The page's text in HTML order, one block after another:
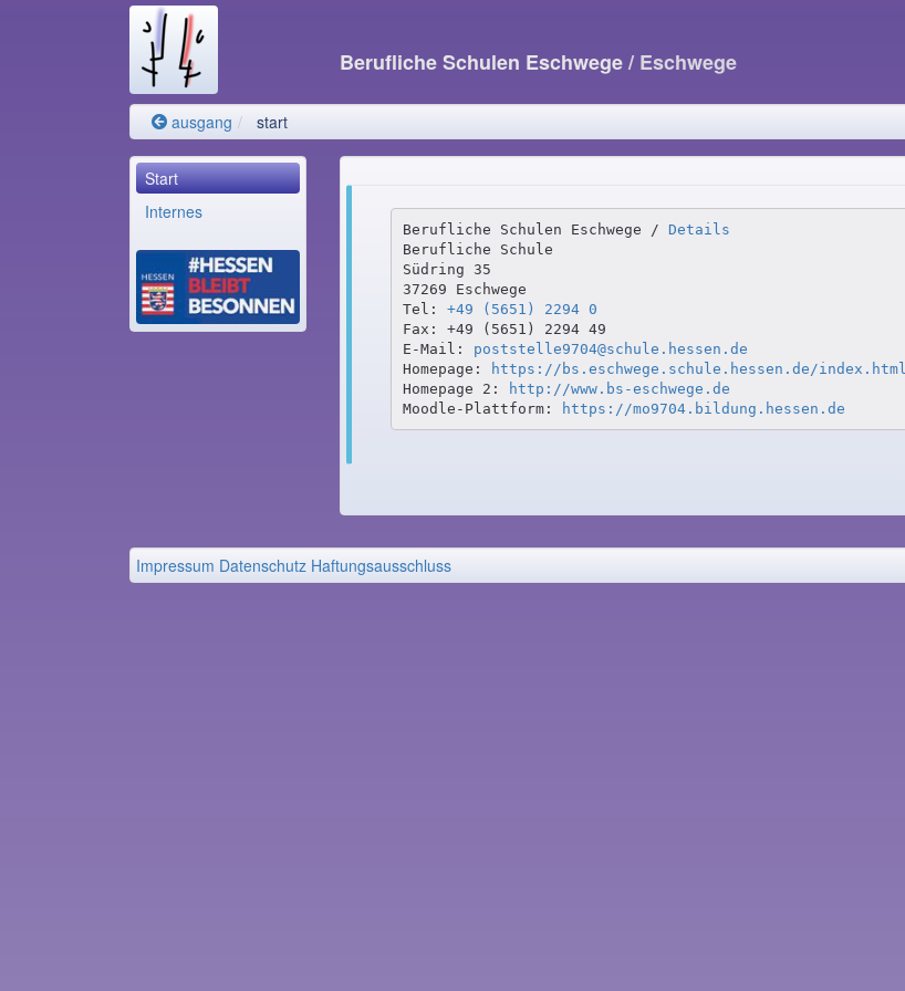
Berufliche Schulen Eschwege/ Eschwege
ausgang start
Start
Internes
Berufliche Schulen Eschwege / Details
Berufliche Schule
Südring 35
37269 Eschwege
Tel: +49 (5651) 2294 0
Fax: +49 (5651) 2294 49
E-Mail: poststelle9704@schule.hessen.de
Homepage:
https://bs.eschwege.schule.hessen.de/index.html
Homepage 2:
http://www.bs-eschwege.de
Moodle-Plattform:
https://mo9704.bildung.hessen.de
Impressum Datenschutz Haftungsausschluss